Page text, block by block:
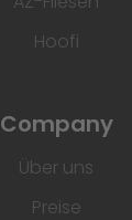
Hoofi
Company
Über uns
Preise